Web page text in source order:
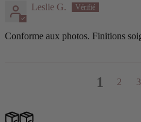
Leslie G.
Conforme aux photos. Finitions
1 2 3